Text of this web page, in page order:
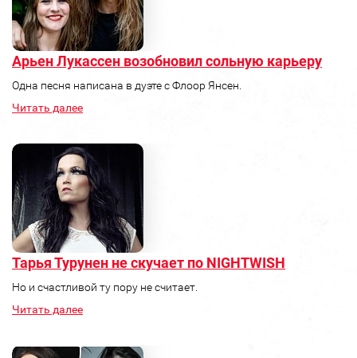
Арьен Лукассен возобновил сольную карьеру
Одна песня написана в дуэте с Флоор Янсен.
Читать далее
Тарья Турунен не скучает по NIGHTWISH
Но и счастливой ту пору не считает.
Читать далее